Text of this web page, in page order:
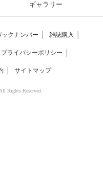
ギャラリー
ックナンバー 雑誌購入
プライバシーポリシー
サイトマップ
Rights Reserved.